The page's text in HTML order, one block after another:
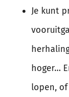
Je kunt
hoger…
lopen,